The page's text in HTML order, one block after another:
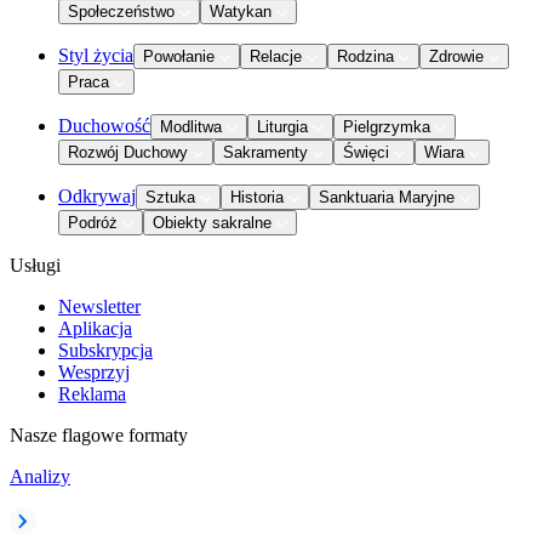
Społeczeństwo
Watykan
Styl życia Powołanie Relacje Rodzina
Zdrowie
Praca
Duchowość Modlitwa Liturgia
Pielgrzymka
Rozwój Duchowy
Sakramenty Święci Wiara
Odkrywaj Sztuka Historia
Sanktuaria Maryjne
Podróż
Obiekty sakralne
Usługi
Newsletter
Aplikacja
Subskrypcja
Wesprzyj
Reklama
Nasze flagowe formaty
Analizy